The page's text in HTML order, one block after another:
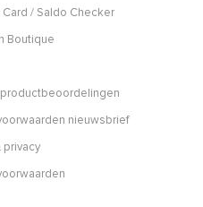
Card / Saldo Checker
Boutique
productbeoordelingen
nieuwsbrief
privacy